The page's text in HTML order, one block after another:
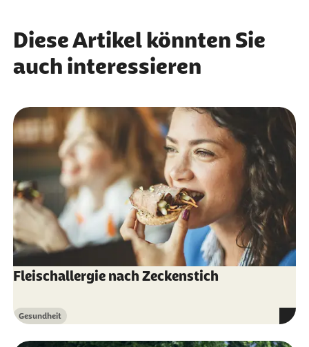
Diese Artikel könnten Sie
auch interessieren
Fleischallergie nach Zeckenstich
Kategorie
Gesundheit